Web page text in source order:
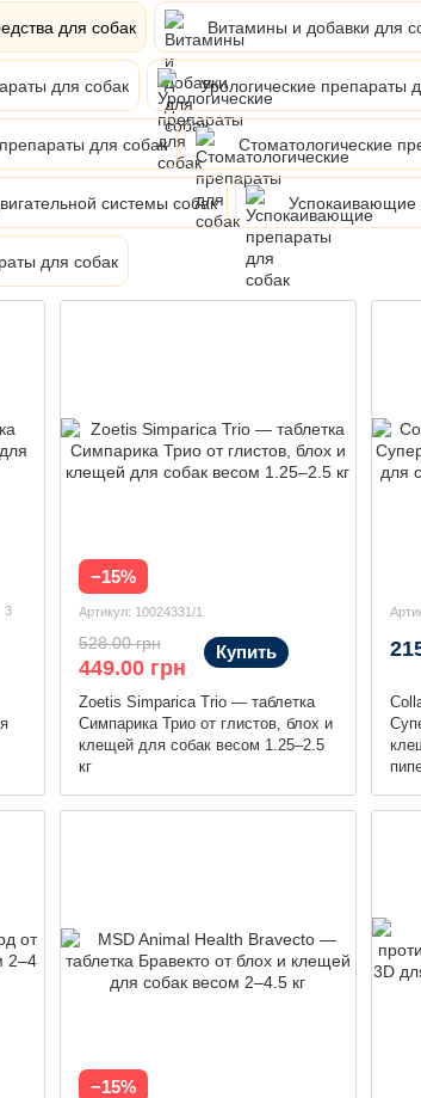
для собак Витамины и добавки для
для собак Урологические препараты
для собак Стоматологические
системы собак Успокаивающие
для собак
3
−15%
Артикул: 10024331/1
Zoetis Simparica Trio — таблетка
Симпарика Трио от глистов, блох и
клещей для собак весом 1.25–2.5
кг
528.00 грн
449.00 грн
Купить
−15%